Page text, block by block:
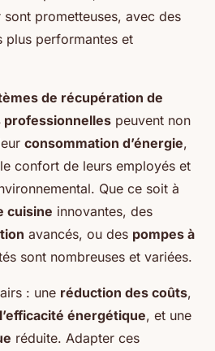
sont prometteuses, avec des
plus performantes et
de récupération de
professionnelles peuvent non
consommation d’énergie,
confort de leurs employés et
Que ce soit à
cuisine innovantes, des
avancés, ou des pompes à
sont nombreuses et variées.
: une réduction des coûts,
énergétique, et une
réduite. Adapter ces